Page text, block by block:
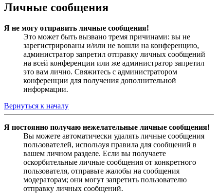
Личные сообщения
Я не могу отправить личные сообщения!
Это может быть вызвано тремя причинами: вы не
зарегистрированы и/или не вошли на конференцию,
администратор запретил отправку личных сообщений
на всей конференции или же администратор запретил
это вам лично. Свяжитесь с администратором
конференции для получения дополнительной
информации.
Вернуться к началу
Я постоянно получаю нежелательные личные сообщения!
Вы можете автоматически удалять личные сообщения
пользователей, используя правила для сообщений в
вашем личном разделе. Если вы получаете
оскорбительные личные сообщения от конкретного
пользователя, отправьте жалобы на сообщения
модераторам; они могут запретить пользователю
отправку личных сообщений.